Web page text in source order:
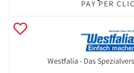
PAY PER
Westfalia - Das